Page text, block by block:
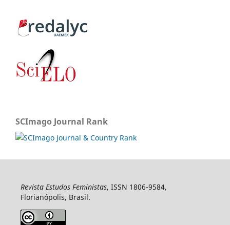
SCImago Journal Rank
Revista Estudos Feministas, ISSN 1806-9584,
Florianópolis, Brasil.